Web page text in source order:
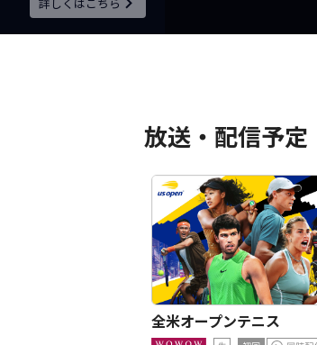
放送・配信予定
全米オープンテニス